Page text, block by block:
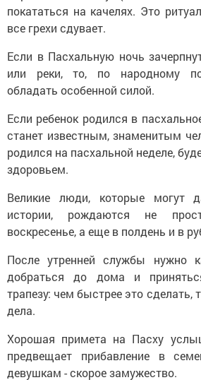
покататься на качелях. Это
все грехи сдувает.
Если в Пасхальную ночь
или реки, то, по народному
обладать особенной силой.
Если ребенок родился в
станет известным, знаменитым
родился на пасхальной неделе,
здоровьем.
Великие люди, которые могут
истории, рождаются не
воскресенье, а еще в полдень и в
После утренней службы нужно
добраться до дома и
трапезу: чем быстрее это сделать,
дела.
Хорошая примета на Пасху
предвещает прибавление в
девушкам - скорое замужество.